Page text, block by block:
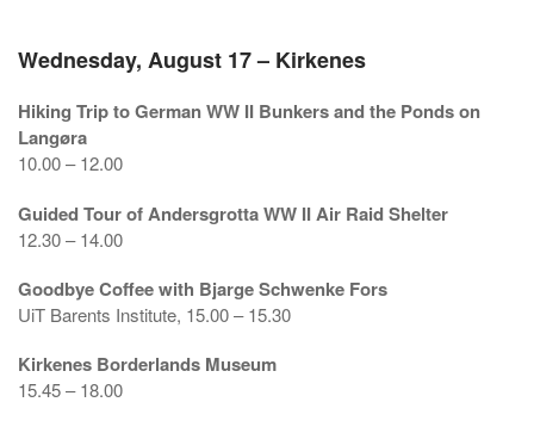
Wednesday, August 17 – Kirkenes
Hiking Trip to German WW II Bunkers and the Ponds on
Langøra
10.00 – 12.00
Guided Tour of Andersgrotta WW II Air Raid Shelter
12.30 – 14.00
Goodbye Coffee with Bjarge Schwenke Fors
UiT Barents Institute, 15.00 – 15.30
Kirkenes Borderlands Museum
15.45 – 18.00